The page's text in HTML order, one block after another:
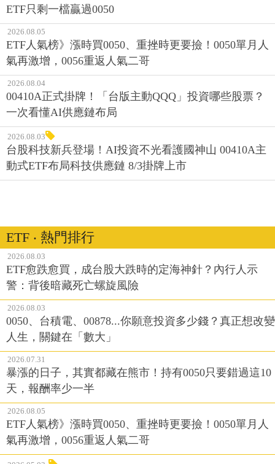
ETF只剩一檔贏過0050
2026.08.05
ETF人氣榜》漲時買0050、重挫時更要撿！0050單月人
氣再激增，0056重返人氣二哥
2026.08.04
00410A正式掛牌！「台版主動QQQ」投資哪些股票？
一次看懂AI供應鏈布局
2026.08.03
台股科技新兵登場！AI投資不光看護國神山 00410A主
動式ETF布局科技供應鏈 8/3掛牌上市
ETF ‧ 熱門排行
2026.08.03
ETF愈跌愈買，成台股大跌時的定海神針？內行人示
警：背後暗藏死亡螺旋風險
2026.08.03
0050、台積電、00878...你願意投資多少錢？真正想改變
人生，關鍵在「數大」
2026.07.31
暴漲的日子，其實都藏在熊市！持有0050只要錯過這10
天，報酬率少一半
2026.08.05
ETF人氣榜》漲時買0050、重挫時更要撿！0050單月人
氣再激增，0056重返人氣二哥